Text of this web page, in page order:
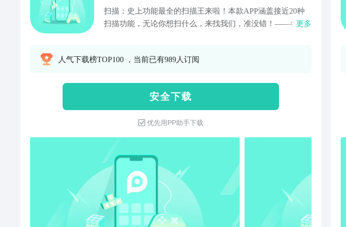
扫描：史上功能最全的扫描王来啦！本款APP涵盖接近20种
扫描功能，无论你想扫什么，来找我们，准没错！——各种
容，自动为您识别文字，显示在剪贴板中，支持校对功能！
二维码等相关资料，用手机拍照即可进行扫描，省事简单，
无需手抄，扫描出来之后，直接复制到文档中，或者以
PDF、TXT、JPG格式分享，想怎么保存就怎么保存。——票
据识别功能：无论是通用票据、增值税票据、火车票还是机
打发票，我们统统能为您扫描保存，对于有相关需要的朋友
证、护照、行驶证、驾驶证、银行卡、名片、营业执照等等
证件，拿来用本款APP扫描一下，轻松为您保存所有信息。
——支持多种格式保存：我们为您提供历史扫描保存功能，
让您下次使用无需扫描，您可以通过复制、翻译、分享、校
对等功能对文件进行使用，超级方便快捷！识别王，扫你想
扫，超能识别！
更多
人气下载榜TOP100 ，当前已有989人订阅
安 全 下 载
优先用PP助手下载